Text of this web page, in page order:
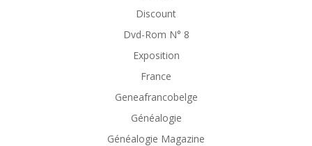
Discount
Dvd-Rom N° 8
Exposition
France
Geneafrancobelge
Généalogie
Généalogie Magazine